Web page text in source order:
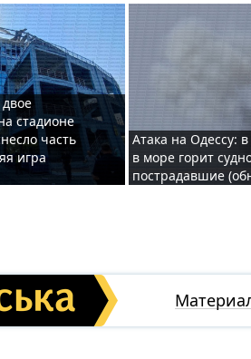
стадионе
часть
игра
Атака на Одессу:
в море горит
пострадавшие